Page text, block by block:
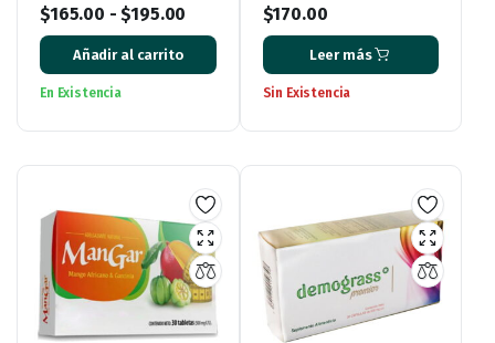
Lipo Advance)
$165.00 - $195.00
Añadir al carrito
En Existencia
$170.00
Leer más
Sin Existencia